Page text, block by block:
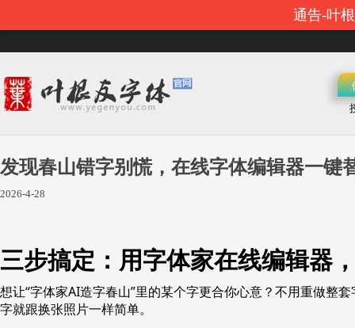
通告-叶
发现春山错字别慌，在线字体编辑器一键
2026-4-28
三步搞定：用字体家在线编辑器
想让“字体家AI造字春山”里的某个字更合你心意？不用重做整
字就跟换张照片一样简单。